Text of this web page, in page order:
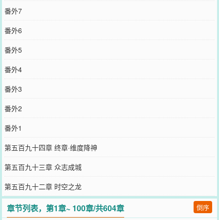
番外7
番外6
番外5
番外4
番外3
番外2
番外1
第五百九十四章 终章·维度降神
第五百九十三章 众志成城
第五百九十二章 时空之龙
章节列表，第1章~ 100章/共604章 倒序